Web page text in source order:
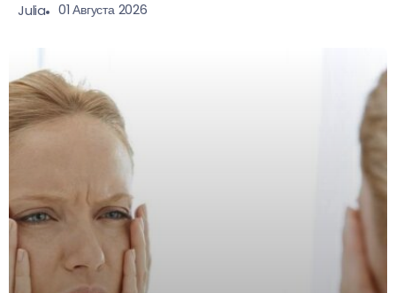
Julia 01 Августа 2026